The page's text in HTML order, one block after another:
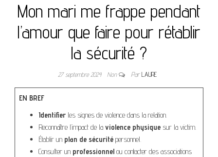
Mon mari me frappe pendant
l’amour que faire pour rétablir
la sécurité ?
27 septembre 2024 Non ParLAURE
EN BREF
Identifier les signes de violence dans la relation.
Reconnaître l’impact de la violence physique sur la victim.
Établir un plan de sécurité personnel.
Consulter un professionnel ou contacter des associations